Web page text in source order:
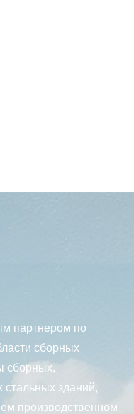
партнером по
сборных
сборных,
стальных зданий,
производственном